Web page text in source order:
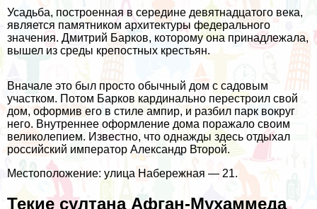
Усадьба, построенная в середине девятнадцатого века,
является памятником архитектуры федерального
значения. Дмитрий Барков, которому она принадлежала,
вышел из среды крепостных крестьян.
Вначале это был просто обычный дом с садовым
участком. Потом Барков кардинально перестроил свой
дом, оформив его в стиле ампир, и разбил парк вокруг
него. Внутреннее оформление дома поражало своим
великолепием. Известно, что однажды здесь отдыхал
российский император Александр Второй.
Местоположение: улица Набережная — 21.
Текие султана Афган-Мухаммеда